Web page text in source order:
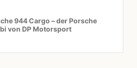
944 Cargo – der Porsche
von DP Motorsport